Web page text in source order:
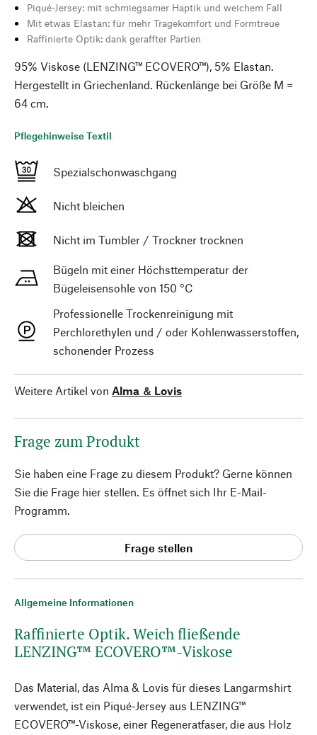
Allgemeine Informationen
Raffinierte Optik. Weich fließende
LENZING™ ECOVERO™-Viskose
Das Material, das Alma & Lovis für dieses Langarmshirt
verwendet, ist ein Piqué-Jersey aus LENZING™
ECOVERO™-Viskose, einer Regeneratfaser, die aus Holz
Piqué-Jersey: mit schmiegsamer Haptik und weichem Fall
Mit etwas Elastan: für mehr Tragekomfort und Formtreue
Raffinierte Optik: dank geraffter Partien
95% Viskose (LENZING™ ECOVERO™), 5% Elastan.
Hergestellt in Griechenland. Rückenlänge bei Größe M =
64 cm.
Pflegehinweise Textil
Spezialschonwaschgang
Nicht bleichen
Nicht im Tumbler / Trockner trocknen
Bügeln mit einer Höchsttemperatur der
Bügeleisensohle von 150 °C
Professionelle Trockenreinigung mit
Perchlorethylen und / oder Kohlenwasserstoffen,
schonender Prozess
Weitere Artikel von Alma ＆ Lovis
Frage zum Produkt
Sie haben eine Frage zu diesem Produkt? Gerne können
Sie die Frage hier stellen. Es öffnet sich Ihr E-Mail-
Programm.
Frage stellen